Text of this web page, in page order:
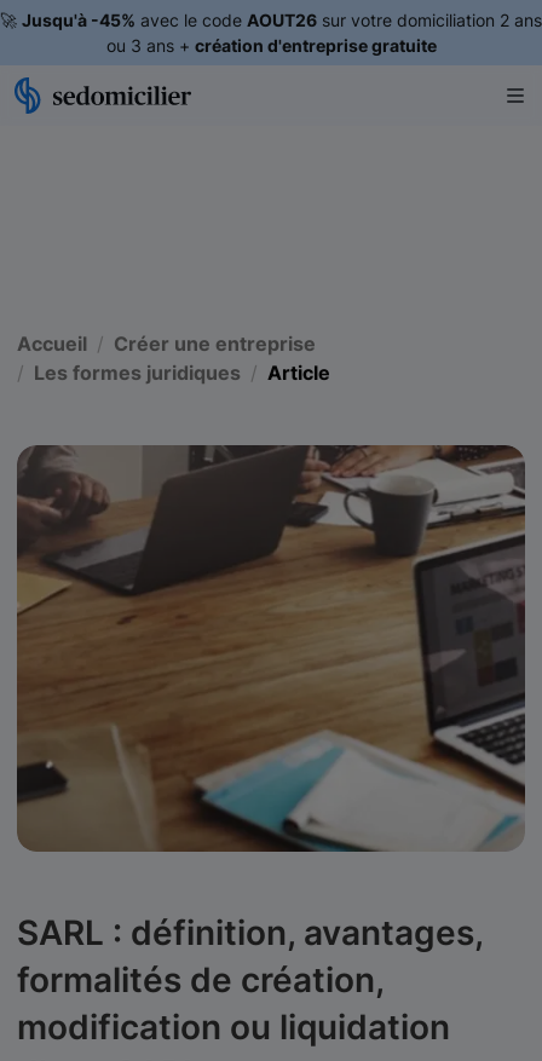
🚀 Jusqu'à -45% avec le code AOUT26 sur votre domiciliation 2 ans
ou 3 ans + création d'entreprise gratuite
Accueil
Créer une entreprise
Les formes juridiques
Article
SARL : définition, avantages,
formalités de création,
modification ou liquidation